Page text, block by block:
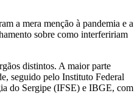
a mera menção à pandemia e a
sobre como interfeririam
distintos. A maior parte
seguido pelo Instituto Federal
do Sergipe (IFSE) e IBGE, com